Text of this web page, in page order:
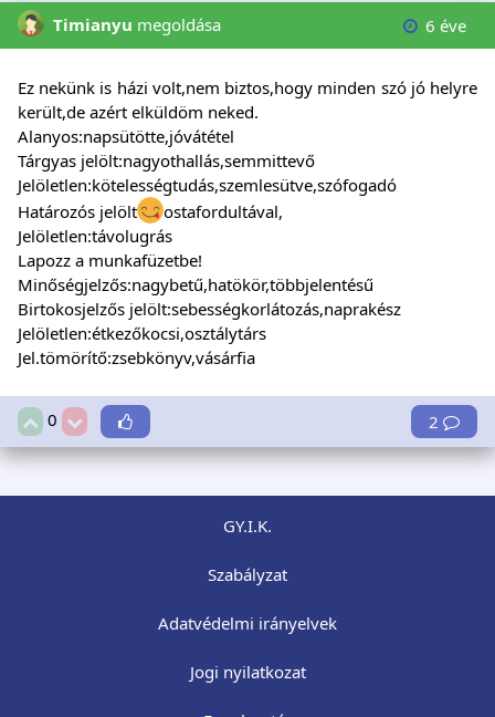
Timianyu megoldása 6 éve
Ez nekünk is házi volt,nem biztos,hogy minden szó jó helyre
került,de azért elküldöm neked.
Alanyos:napsütötte,jóvátétel
Tárgyas jelölt:nagyothallás,semmittevő
Jelöletlen:kötelességtudás,szemlesütve,szófogadó
Határozós jelölt
ostafordultával,
Jelöletlen:távolugrás
Lapozz a munkafüzetbe!
Minőségjelzős:nagybetű,hatökör,többjelentésű
Birtokosjelzős jelölt:sebességkorlátozás,naprakész
Jelöletlen:étkezőkocsi,osztálytárs
Jel.tömörítő:zsebkönyv,vásárfia
0 2
GY.I.K.
Szabályzat
Adatvédelmi irányelvek
Jogi nyilatkozat